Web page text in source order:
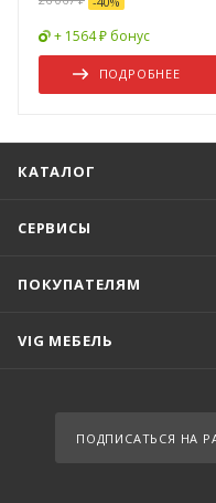
+ 1564 ₽ бонус
ПОДРОБНЕЕ
КАТАЛОГ
СЕРВИСЫ
ПОКУПАТЕЛЯМ
VIG МЕБЕЛЬ
ПОДПИСАТЬСЯ НА